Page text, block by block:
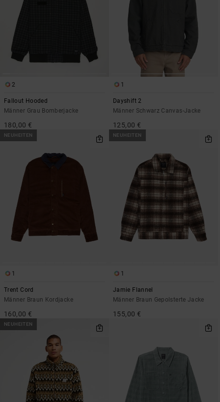
2
Fallout Hooded
Männer Grau Bomberjacke
180,00 €
1
Dayshift 2
Männer Schwarz Canvas-Jacke
125,00 €
NEUHEITEN
1
Trent Cord
Männer Braun Kordjacke
160,00 €
NEUHEITEN
1
Jamie Flannel
Männer Braun Gepolsterte Jacke
155,00 €
NEUHEITEN